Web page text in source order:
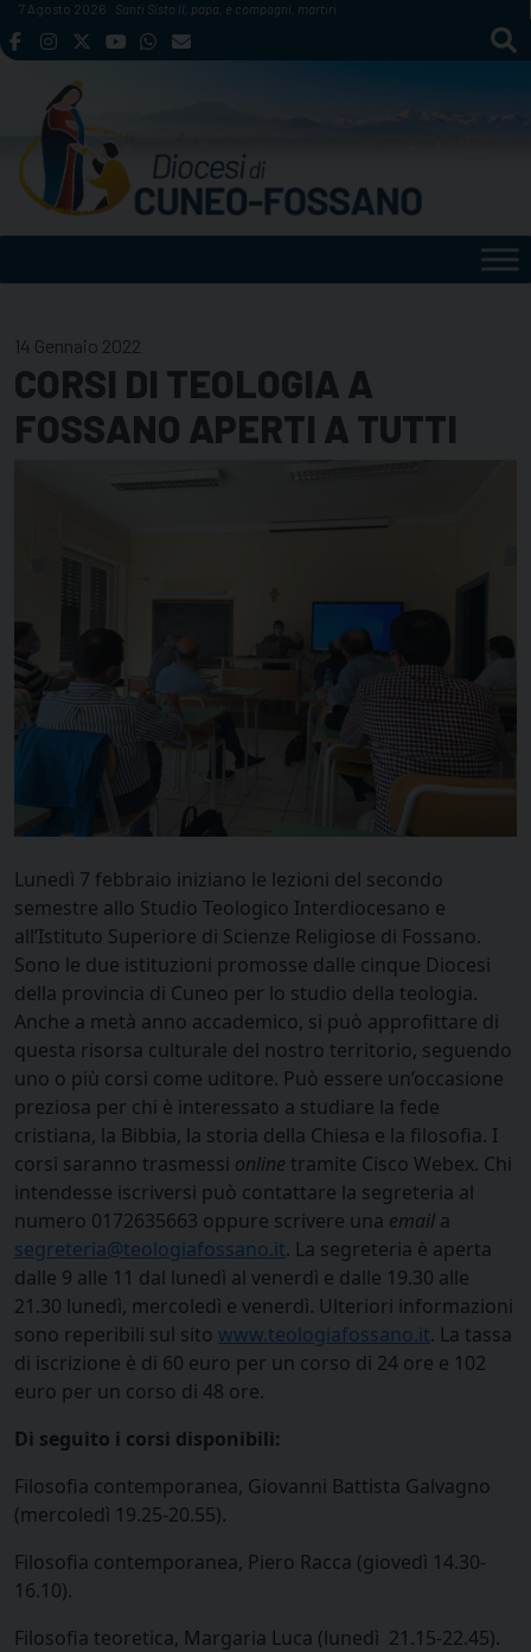
Skip
to
7 Agosto 2026 Santi Sisto II, papa, e compagni, martiri
14 Gennaio 2022
CORSI DI TEOLOGIA A
FOSSANO APERTI A TUTTI
Lunedì 7 febbraio iniziano le lezioni del secondo
semestre allo Studio Teologico Interdiocesano e
all’Istituto Superiore di Scienze Religiose di Fossano.
Sono le due istituzioni promosse dalle cinque Diocesi
della provincia di Cuneo per lo studio della teologia.
Anche a metà anno accademico, si può approfittare di
questa risorsa culturale del nostro territorio, seguendo
uno o più corsi come uditore. Può essere un’occasione
preziosa per chi è interessato a studiare la fede
cristiana, la Bibbia, la storia della Chiesa e la filosofia. I
corsi saranno trasmessi online tramite Cisco Webex. Chi
intendesse iscriversi può contattare la segreteria al
numero 0172635663 oppure scrivere una email a
segreteria@teologiafossano.it. La segreteria è aperta
dalle 9 alle 11 dal lunedì al venerdì e dalle 19.30 alle
21.30 lunedì, mercoledì e venerdì. Ulteriori informazioni
sono reperibili sul sito www.teologiafossano.it. La tassa
di iscrizione è di 60 euro per un corso di 24 ore e 102
euro per un corso di 48 ore.
Di seguito i corsi disponibili:
Filosofia contemporanea, Giovanni Battista Galvagno
(mercoledì 19.25-20.55).
Filosofia contemporanea, Piero Racca (giovedì 14.30-
16.10).
Filosofia teoretica, Margaria Luca (lunedì 21.15-22.45).